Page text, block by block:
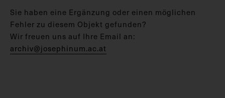
Sie haben eine Ergänzung oder einen möglichen
Fehler zu diesem Objekt gefunden?
Wir freuen uns auf Ihre Email an:
archiv@josephinum.ac.at